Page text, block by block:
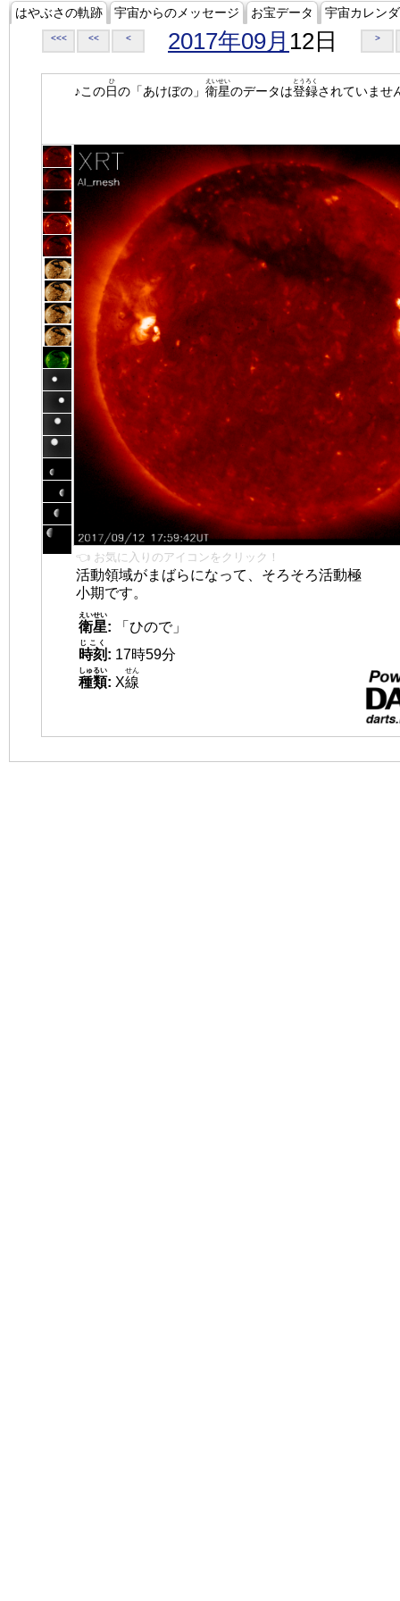
はやぶさの軌跡 宇宙からのメッセージ お宝データ 宇宙カレン
<<< << < 2017年09月 12日 >
♪この日
ひ
の「あけぼの」 衛星
えいせい
のデータは登録
とうろく
されていませ
👈 お気に入りのアイコンをクリック！
活動領域がまばらになって、そろそろ活動極
小期です。
衛星
えいせい
:
「ひので」
時刻
じこく
: 17時59分
種類
しゅるい
: X線
せん